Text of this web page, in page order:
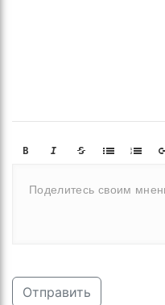
Отправить